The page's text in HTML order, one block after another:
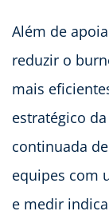
Além de
reduzir o
mais
estratégico
continuada
equipes com
e medir